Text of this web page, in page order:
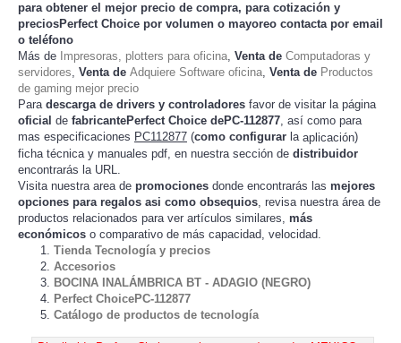
para obtener el mejor precio de compra, para cotización y
preciosPerfect Choice por volumen o mayoreo contacta por email
o teléfono
Más de Impresoras, plotters para oficina, Venta de Computadoras y
servidores, Venta de Adquiere Software oficina, Venta de Productos
de gaming mejor precio
Para descarga de drivers y controladores favor de visitar la página
oficial de fabricantePerfect Choice dePC-112877, así como para
mas especificaciones PC112877 (como configurar la aplicación)
ficha técnica y manuales pdf, en nuestra sección de distribuidor
encontrarás la URL.
Visita nuestra area de promociones donde encontrarás las mejores
opciones para regalos asi como obsequios , revisa nuestra área de
productos relacionados para ver artículos similares más
económicos o comparativo de más capacidad, velocidad.
Tienda Tecnología y precios
Accesorios
BOCINA INALÁMBRICA BT - ADAGIO (NEGRO)
Perfect ChoicePC-112877
Catálogo de productos de tecnología